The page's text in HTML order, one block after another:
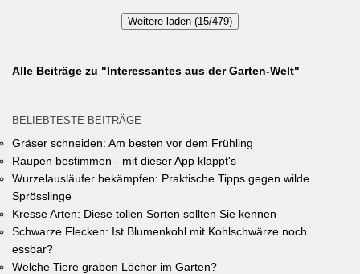
gewinnen gibt es jeweils einen Gutschein von Pflanzen-Kölle
das Anmeldeformular siehe auf den Seiten der Gemeinde
Weitere laden (15/479)
Alle Beiträge zu "Interessantes aus der Garten-Welt"
BELIEBTESTE BEITRÄGE
Gräser schneiden: Am besten vor dem Frühling
Raupen bestimmen - mit dieser App klappt's
Wurzelausläufer bekämpfen: Praktische Tipps gegen wilde
Sprösslinge
Kresse Arten: Diese tollen Sorten sollten Sie kennen
Schwarze Flecken: Ist Blumenkohl mit Kohlschwärze noch
essbar?
Welche Tiere graben Löcher im Garten?